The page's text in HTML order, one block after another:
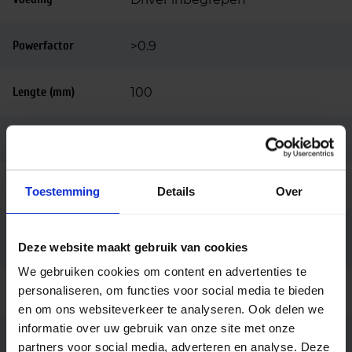
Toestemming Details Over
Deze website maakt gebruik van cookies
We gebruiken cookies om content en advertenties te
personaliseren, om functies voor social media te bieden
en om ons websiteverkeer te analyseren. Ook delen we
informatie over uw gebruik van onze site met onze
partners voor social media, adverteren en analyse. Deze
Powerfactor >0.9
Lengte (mm) 100
Hoogte (mm)
ur
Behuizing Aluminium
Kleur Zwart